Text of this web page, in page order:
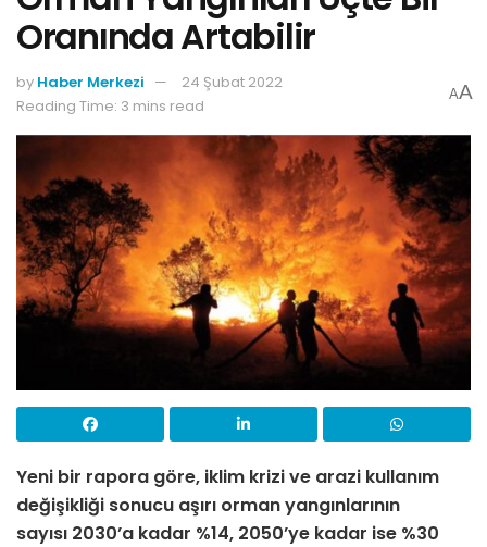
Oranında Artabilir
by Haber Merkezi
24 Şubat 2022
Reading Time: 3 mins read
AA
Yeni bir rapora göre, iklim krizi ve arazi kullanım
değişikliği sonucu aşırı orman yangınlarının
sayısı 2030’a kadar %14, 2050’ye kadar ise %30